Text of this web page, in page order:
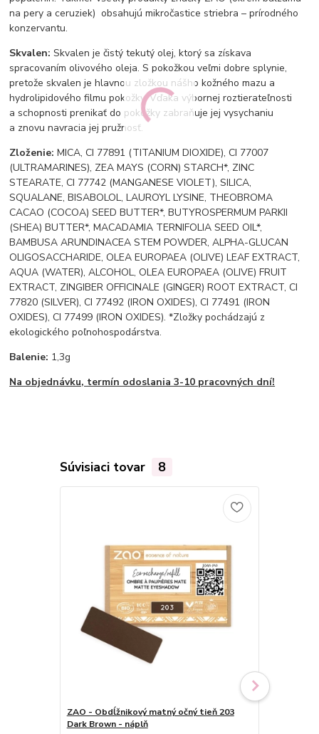
na pery a ceruziek) obsahujú mikročastice striebra – prírodného
konzervantu.
Skvalen:Skvalen je čistý tekutý olej, ktorý sa získava
spracovaním olivového oleja. S pokožkou veľmi dobre splynie,
pretože skvalen je hlavnou zložkou nášho kožného mazu a
hydrolipidového filmu pokožky. Vďaka výbornej roztierateľnosti
a schopnosti prenikať do pokožky zabraňuje jej vysychaniu
a znovu navracia jej pružnosť.
Zloženie: MICA, CI 77891 (TITANIUM DIOXIDE), CI 77007
(ULTRAMARINES), ZEA MAYS (CORN) STARCH*, ZINC
STEARATE, CI 77742 (MANGANESE VIOLET), SILICA,
SQUALANE, BISABOLOL, LAUROYL LYSINE, THEOBROMA
CACAO (COCOA) SEED BUTTER*, BUTYROSPERMUM PARKII
(SHEA) BUTTER*, MACADAMIA TERNIFOLIA SEED OIL*,
BAMBUSA ARUNDINACEA STEM POWDER, ALPHA-GLUCAN
OLIGOSACCHARIDE, OLEA EUROPAEA (OLIVE) LEAF EXTRACT,
AQUA (WATER), ALCOHOL, OLEA EUROPAEA (OLIVE) FRUIT
EXTRACT, ZINGIBER OFFICINALE (GINGER) ROOT EXTRACT, CI
77820 (SILVER), CI 77492 (IRON OXIDES), CI 77491 (IRON
OXIDES), CI 77499 (IRON OXIDES). *Zložky pochádzajú z
ekologického poľnohospodárstva.
Balenie: 1,3g
Na objednávku, termín odoslania 3-10 pracovných dní!
Súvisiaci tovar 8
ZAO - Obdĺžnikový matný očný tieň 203
Dark Brown - náplň